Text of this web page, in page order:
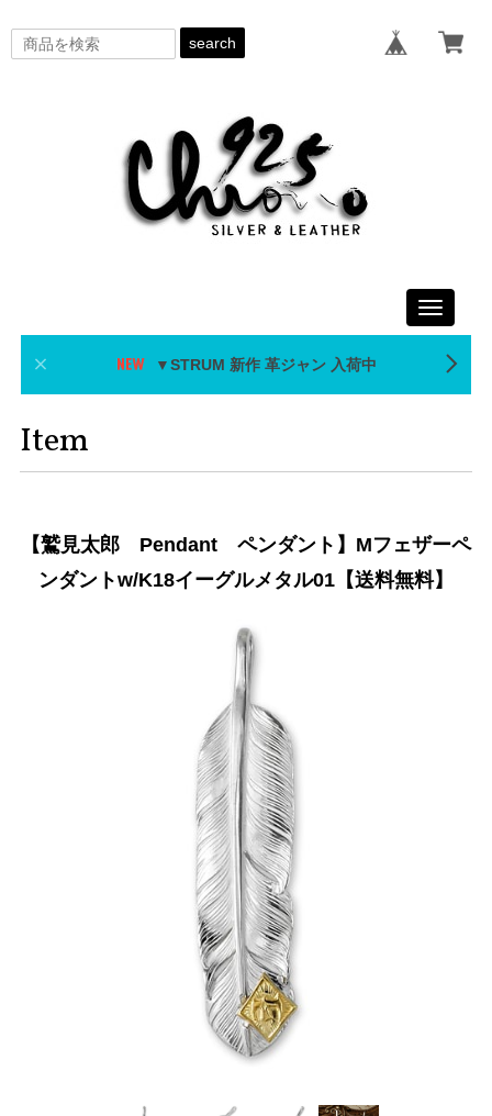
search
Toggle
▼STRUM 新作 革ジャン 入荷中
Item
【鷲見太郎 Pendant ペンダント】Mフェザーペ
ンダントw/K18イーグルメタル01【送料無料】